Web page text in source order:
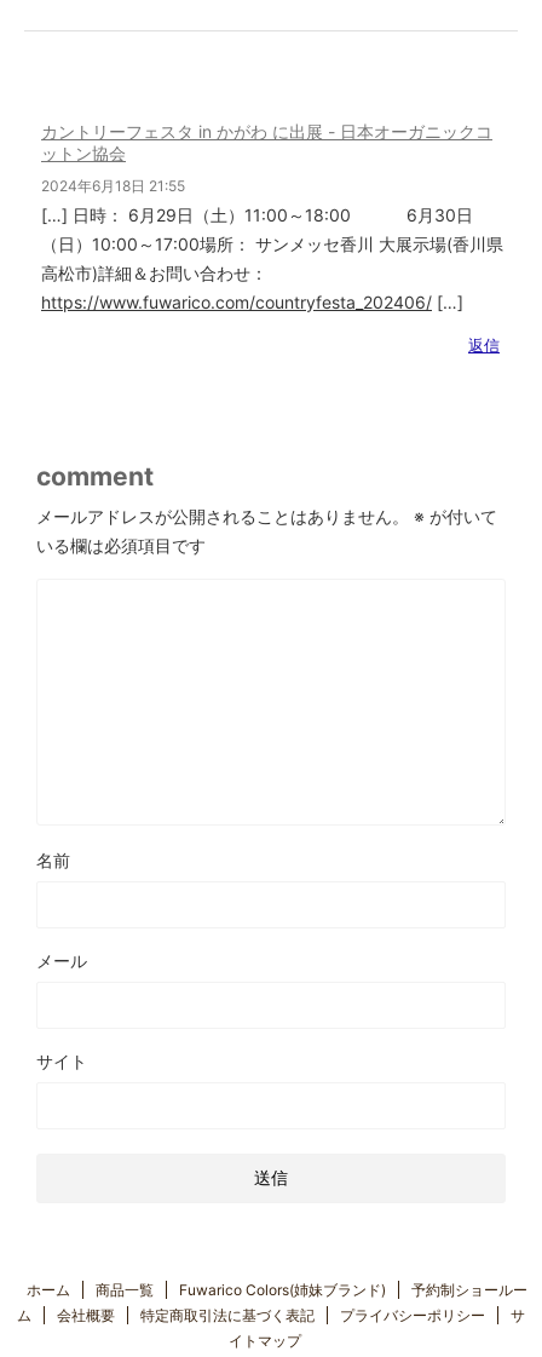
カントリーフェスタ in かがわ に出展 - 日本オーガニックコ
ットン協会
2024年6月18日 21:55
[…] 日時： 6月29日（土）11:00～18:00 6月30日
（日）10:00～17:00場所： サンメッセ香川 大展示場(香川県
高松市)詳細＆お問い合わせ：
https://www.fuwarico.com/countryfesta_202406/ […]
返信
comment
メールアドレスが公開されることはありません。 ※ が付いて
いる欄は必須項目です
名前
メール
サイト
ホーム 商品一覧 Fuwarico Colors(姉妹ブランド)
予約制ショールー
ム
会社概要 特定商取引法に基づく表記 プライバシーポリシー
サ
イトマップ